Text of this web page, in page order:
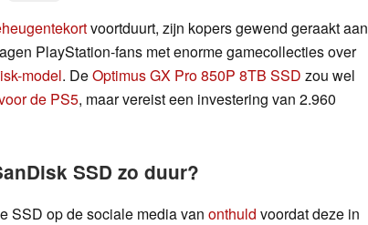
voortduurt, zijn kopers gewend geraakt aan
PlayStation-fans met enorme gamecollecties over
model. DeOptimus GX Pro 850P 8TB SSD zou wel
de PS5, maar vereist een investering van 2.960
SSD zo duur?
SSD op de sociale media van onthuld voordat deze in